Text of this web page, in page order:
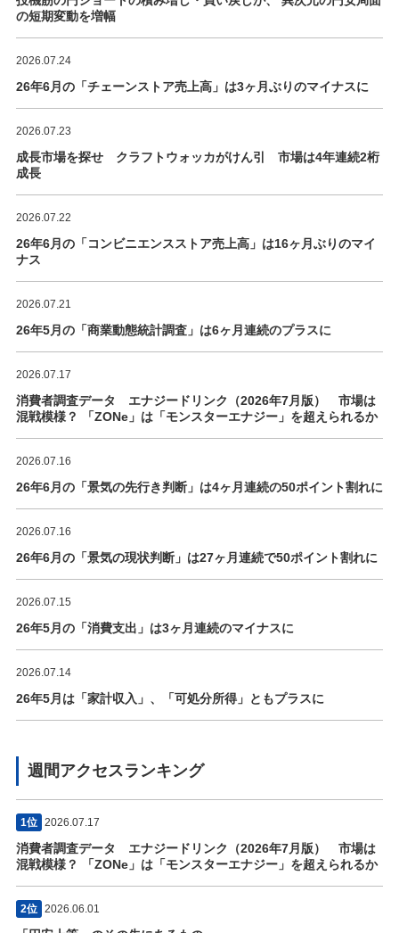
の短期変動を増幅
2026.07.24
26年6月の「チェーンストア売上高」は3ヶ月ぶりのマイナスに
2026.07.23
成長市場を探せ クラフトウォッカがけん引 市場は4年連続2桁
成長
2026.07.22
26年6月の「コンビニエンスストア売上高」は16ヶ月ぶりのマイ
ナス
2026.07.21
26年5月の「商業動態統計調査」は6ヶ月連続のプラスに
2026.07.17
消費者調査データ エナジードリンク（2026年7月版） 市場は
混戦模様？ 「ZONe」は「モンスターエナジー」を超えられるか
2026.07.16
26年6月の「景気の先行き判断」は4ヶ月連続の50ポイント割れに
2026.07.16
26年6月の「景気の現状判断」は27ヶ月連続で50ポイント割れに
2026.07.15
26年5月の「消費支出」は3ヶ月連続のマイナスに
2026.07.14
26年5月は「家計収入」、「可処分所得」ともプラスに
週間アクセスランキング
1位 2026.07.17
消費者調査データ エナジードリンク（2026年7月版） 市場は
混戦模様？ 「ZONe」は「モンスターエナジー」を超えられるか
2位 2026.06.01